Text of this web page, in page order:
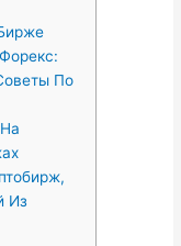
По
Из